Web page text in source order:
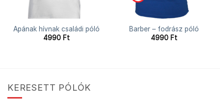
Apának hívnak családi póló
4990 Ft
Barber – fodrász póló
4990 Ft
KERESETT PÓLÓK